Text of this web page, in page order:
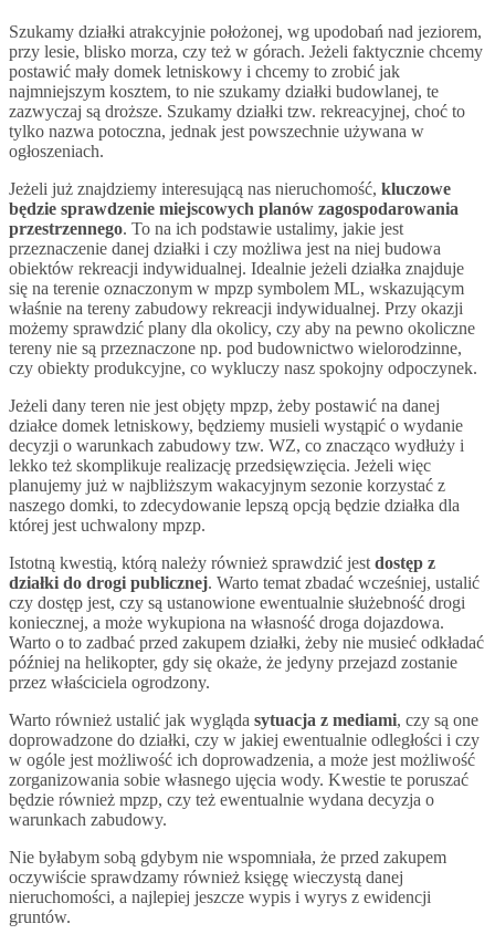
Szukamy działki atrakcyjnie położonej, wg upodobań nad jeziorem,
przy lesie, blisko morza, czy też w górach. Jeżeli faktycznie chcemy
postawić mały domek letniskowy i chcemy to zrobić jak
najmniejszym kosztem, to nie szukamy działki budowlanej, te
zazwyczaj są droższe. Szukamy działki tzw. rekreacyjnej, choć to
tylko nazwa potoczna, jednak jest powszechnie używana w
ogłoszeniach.
Jeżeli już znajdziemy interesującą nas nieruchomość, kluczowe
będzie sprawdzenie miejscowych planów zagospodarowania
przestrzennego. To na ich podstawie ustalimy, jakie jest
przeznaczenie danej działki i czy możliwa jest na niej budowa
obiektów rekreacji indywidualnej. Idealnie jeżeli działka znajduje
się na terenie oznaczonym w mpzp symbolem ML, wskazującym
właśnie na tereny zabudowy rekreacji indywidualnej. Przy okazji
możemy sprawdzić plany dla okolicy, czy aby na pewno okoliczne
tereny nie są przeznaczone np. pod budownictwo wielorodzinne,
czy obiekty produkcyjne, co wykluczy nasz spokojny odpoczynek.
Jeżeli dany teren nie jest objęty mpzp, żeby postawić na danej
działce domek letniskowy, będziemy musieli wystąpić o wydanie
decyzji o warunkach zabudowy tzw. WZ, co znacząco wydłuży i
lekko też skomplikuje realizację przedsięwzięcia. Jeżeli więc
planujemy już w najbliższym wakacyjnym sezonie korzystać z
naszego domki, to zdecydowanie lepszą opcją będzie działka dla
której jest uchwalony mpzp.
Istotną kwestią, którą należy również sprawdzić jest dostęp z
działki do drogi publicznej. Warto temat zbadać wcześniej, ustalić
czy dostęp jest, czy są ustanowione ewentualnie służebność drogi
koniecznej, a może wykupiona na własność droga dojazdowa.
Warto o to zadbać przed zakupem działki, żeby nie musieć odkładać
później na helikopter, gdy się okaże, że jedyny przejazd zostanie
przez właściciela ogrodzony.
Warto również ustalić jak wygląda sytuacja z mediami, czy są one
doprowadzone do działki, czy w jakiej ewentualnie odległości i czy
w ogóle jest możliwość ich doprowadzenia, a może jest możliwość
zorganizowania sobie własnego ujęcia wody. Kwestie te poruszać
będzie również mpzp, czy też ewentualnie wydana decyzja o
warunkach zabudowy.
Nie byłabym sobą gdybym nie wspomniała, że przed zakupem
oczywiście sprawdzamy również księgę wieczystą danej
nieruchomości, a najlepiej jeszcze wypis i wyrys z ewidencji
gruntów.